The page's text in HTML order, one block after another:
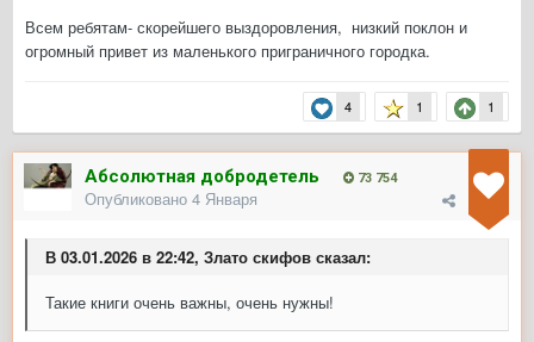
Всем ребятам- скорейшего выздоровления, низкий поклон и
огромный привет из маленького приграничного городка.
4 1 1
Абсолютная добродетель 73 754
Опубликовано 4 Января
В 03.01.2026 в 22:42, Злато скифов сказал:
Такие книги очень важны, очень нужны!